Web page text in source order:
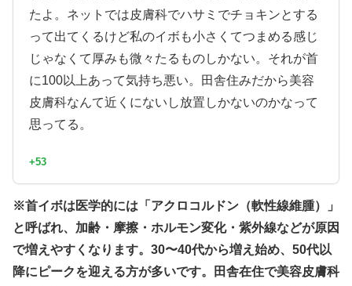
たよ。ネットでは皮膚科でハサミでチョキンとする
って出てくるけど私のイボも小さくてつまめる感じ
じゃなくて厚みも微々たるものしかない。それが首
に100以上あって気持ち悪い。田舎住みだから美容
皮膚科なんて近くにないし放置しかないのかなって
思ってる。
+53
※首イボは医学的には「アクロコルドン（軟性線維腫）」
と呼ばれ、加齢・摩擦・ホルモン変化・紫外線などが原因
で増えやすくなります。30〜40代から増え始め、50代以
降にピークを迎える方が多いです。田舎在住で美容皮膚科